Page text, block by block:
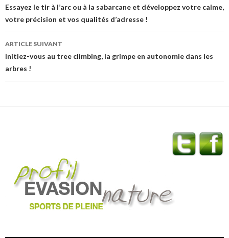
des
articles
Essayez le tir à l’arc ou à la sabarcane et développez votre calme,
votre précision et vos qualités d’adresse !
ARTICLE SUIVANT
Initiez-vous au tree climbing, la grimpe en autonomie dans les
arbres !